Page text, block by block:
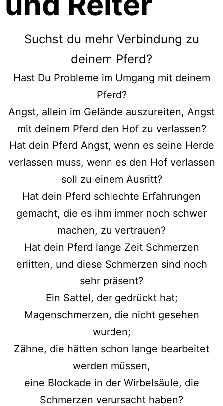
Suchst du mehr Verbindung zu
deinem Pferd?
Hast Du Probleme im Umgang mit deinem
Pferd?
Angst, allein im Gelände auszureiten, Angst
mit deinem Pferd den Hof zu verlassen?
Hat dein Pferd Angst, wenn es seine Herde
verlassen muss, wenn es den Hof verlassen
soll zu einem Ausritt?
Hat dein Pferd schlechte Erfahrungen
gemacht, die es ihm immer noch schwer
machen, zu vertrauen?
Hat dein Pferd lange Zeit Schmerzen
erlitten, und diese Schmerzen sind noch
sehr präsent?
Ein Sattel, der gedrückt hat;
Magenschmerzen, die nicht gesehen
wurden;
Zähne, die hätten schon lange bearbeitet
werden müssen,
eine Blockade in der Wirbelsäule, die
Schmerzen verursacht haben?